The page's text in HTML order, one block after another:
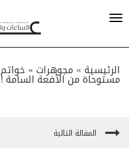
الرئيسية » مجوهرات»
مستوحاة من الأفعة السامة !
المقالة التالية